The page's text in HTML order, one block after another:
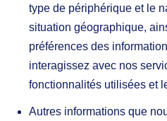
type de périphérique et le
situation géographique,
préférences des
interagissez avec nos
fonctionnalités utilisées et
Autres informations que